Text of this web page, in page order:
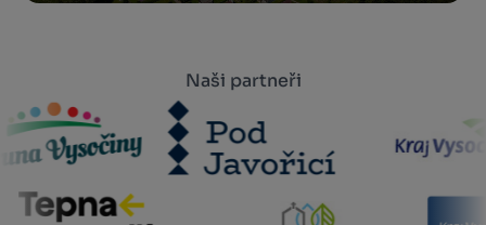
Naši partneři